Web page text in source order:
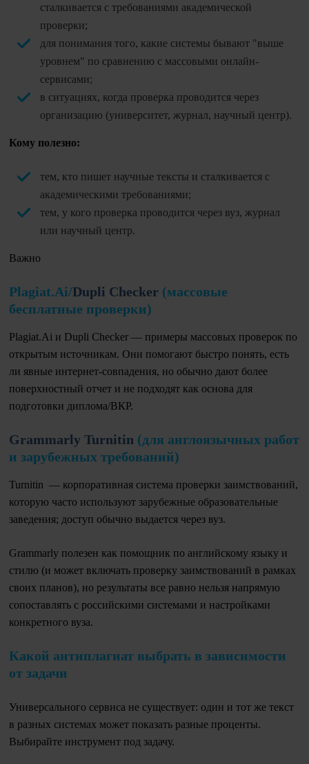
сталкивается с требованиями академической
проверки;
для понимания того, какие системы бывают "выше
уровнем" по сравнению с массовыми онлайн-
сервисами;
в ситуациях, когда проверка проводится через
организацию (университет, журнал, научный центр).
Кому полезно:
тем, кто пишет научные тексты и сталкивается с
академическими требованиями;
тем, у кого проверка проводится через вуз, журнал
или научный центр.
Важно
Plagiat.Ai/Dupli Checker (массовые
бесплатные проверки)
Plagiat.Ai и Dupli Checker — примеры массовых проверок по
открытым источникам. Они помогают быстро понять, есть
ли явные интернет-совпадения, но обычно дают более
поверхностный отчет и не подходят как основа для
подготовки диплома/ВКР.
Grammarly Turnitin (для англоязычных работ
и зарубежных требований)
Turnitin — корпоративная система проверки заимствований,
которую часто используют зарубежные образовательные
заведения; доступ обычно выдается через вуз.
Grammarly полезен как помощник по английскому языку и
стилю (и может включать проверку заимствований в рамках
своих планов), но результаты все равно нельзя напрямую
сопоставлять с российскими системами и настройками
конкретного вуза.
Какой антиплагиат выбрать в зависимости
от задачи
Универсального сервиса не существует: один и тот же текст
в разных системах может показать разные проценты.
Выбирайте инструмент под задачу.